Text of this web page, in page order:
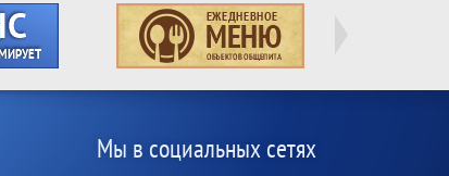
Мы в социальных сетях